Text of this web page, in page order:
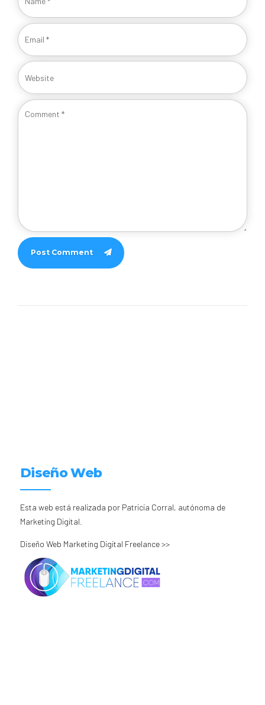
Post Comment
Diseño Web
Esta web está realizada por Patricia Corral, autónoma de
Marketing Digital.
Diseño Web Marketing Digital Freelance >>